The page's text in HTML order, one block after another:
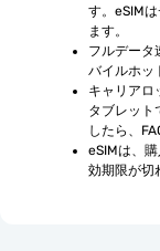
す。eSIM
ます。
フルデータ
バイルホッ
キャリアロ
タブレット
したら、
eSIMは、
効期限が切